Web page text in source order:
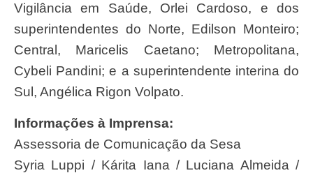
Vigilância em Saúde, Orlei Cardoso, e dos
superintendentes do Norte, Edilson Monteiro;
Central, Maricelis Caetano; Metropolitana,
Cybeli Pandini; e a superintendente interina do
Sul, Angélica Rigon Volpato.
Informações à Imprensa:
Assessoria de Comunicação da Sesa
Syria Luppi / Kárita Iana / Luciana Almeida /